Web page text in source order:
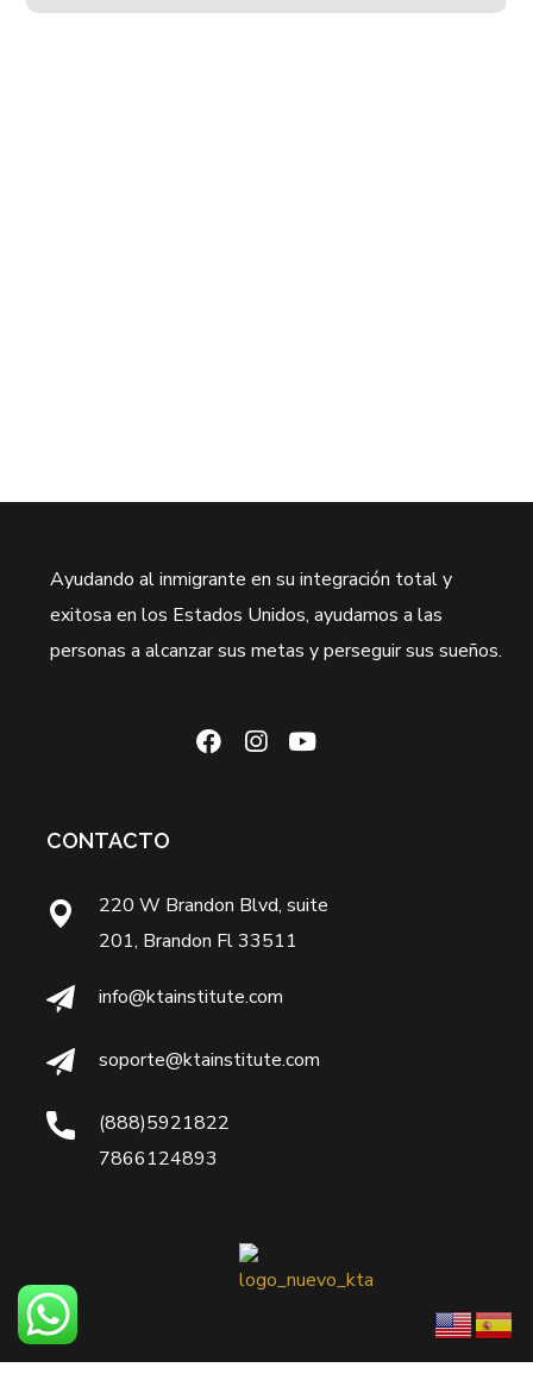
Ayudando al inmigrante en su integración total y
exitosa en los Estados Unidos, ayudamos a las
personas a alcanzar sus metas y perseguir sus sueños.
CONTACTO
220 W Brandon Blvd, suite
201, Brandon Fl 33511
info@ktainstitute.com
soporte@ktainstitute.com
(888)5921822
7866124893